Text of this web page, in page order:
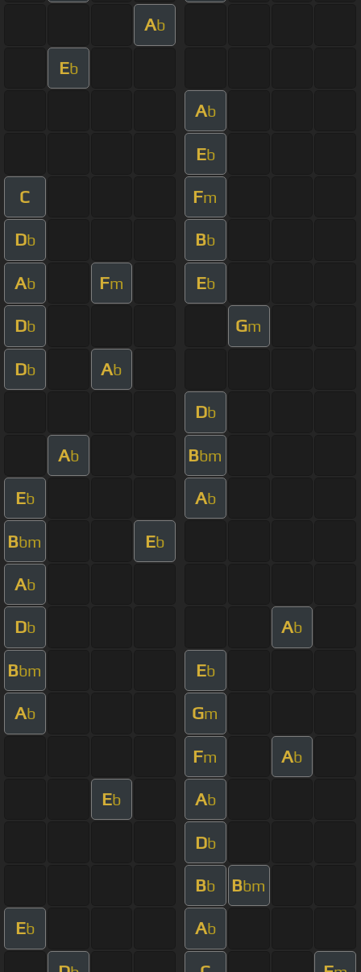
Ab
Eb
Ab
Eb
C Fm
Db Bb
Ab Fm Eb
Db Gm
Db Ab
Db
Ab Bbm
Eb Ab
Bbm Eb
Ab
Db Ab
Bbm Eb
Ab Gm
Fm Ab
Eb Ab
Db
Bb Bbm
Eb Ab